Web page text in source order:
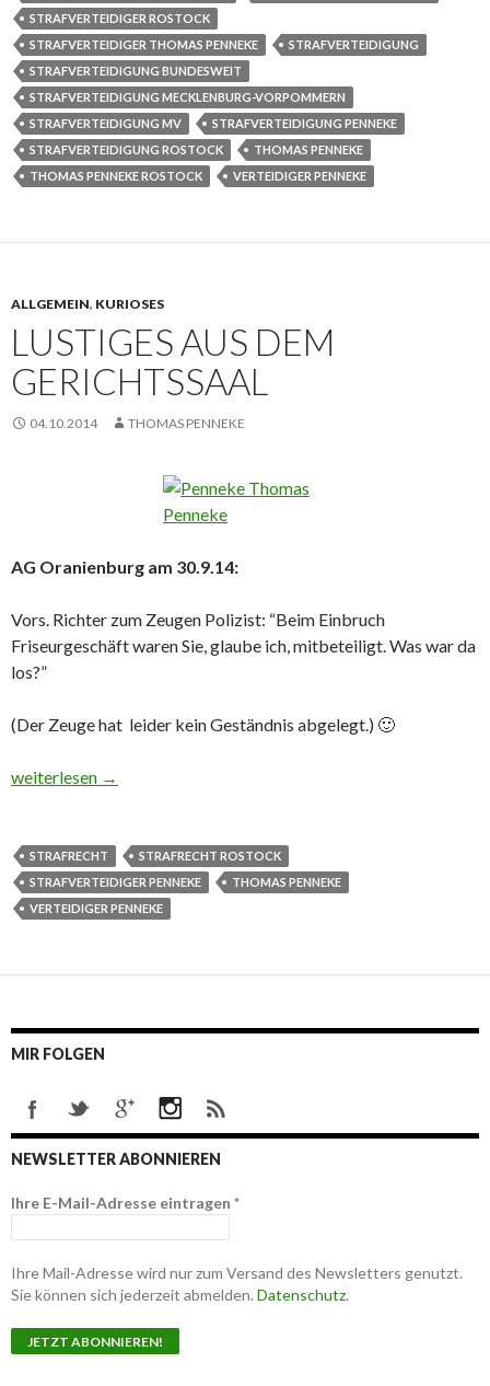
STRAFVERTEIDIGER ROSTOCK
STRAFVERTEIDIGER THOMAS PENNEKE
STRAFVERTEIDIGUNG
STRAFVERTEIDIGUNG BUNDESWEIT
STRAFVERTEIDIGUNG MECKLENBURG-VORPOMMERN
STRAFVERTEIDIGUNG MV
STRAFVERTEIDIGUNG PENNEKE
STRAFVERTEIDIGUNG ROSTOCK
THOMAS PENNEKE
THOMAS PENNEKE ROSTOCK
VERTEIDIGER PENNEKE
ALLGEMEIN, KURIOSES
LUSTIGES AUS DEM
GERICHTSSAAL
04.10.2014 THOMAS PENNEKE
AG Oranienburg am 30.9.14:
Vors. Richter zum Zeugen Polizist: “Beim Einbruch
Friseurgeschäft waren Sie, glaube ich, mitbeteiligt. Was war da
los?”
(Der Zeuge hat leider kein Geständnis abgelegt.) 🙂
Lustiges aus dem Gerichtssaal
weiterlesen →
STRAFRECHT
STRAFRECHT ROSTOCK
STRAFVERTEIDIGER PENNEKE
THOMAS PENNEKE
VERTEIDIGER PENNEKE
MIR FOLGEN
NEWSLETTER ABONNIEREN
Ihre E-Mail-Adresse eintragen *
Ihre Mail-Adresse wird nur zum Versand des Newsletters genutzt.
Sie können sich jederzeit abmelden. Datenschutz.